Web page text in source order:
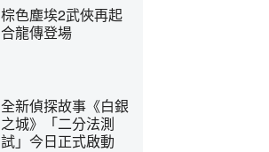
棕色塵埃2武俠再起
合龍傳登場
全新偵探故事《白銀
之城》「二分法測
試」今日正式啟動